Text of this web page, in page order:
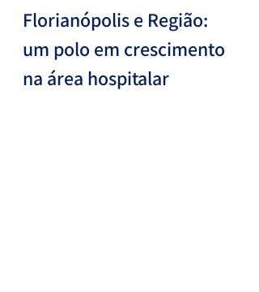
Florianópolis e Região:
um polo em crescimento
na área hospitalar